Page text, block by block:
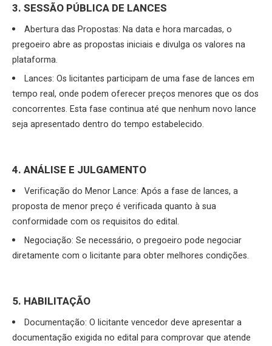
3. SESSÃO PÚBLICA DE LANCES
Abertura das Propostas: Na data e hora marcadas, o
pregoeiro abre as propostas iniciais e divulga os valores na
plataforma.
Lances: Os licitantes participam de uma fase de lances em
tempo real, onde podem oferecer preços menores que os dos
concorrentes. Esta fase continua até que nenhum novo lance
seja apresentado dentro do tempo estabelecido.
4. ANÁLISE E JULGAMENTO
Verificação do Menor Lance: Após a fase de lances, a
proposta de menor preço é verificada quanto à sua
conformidade com os requisitos do edital.
Negociação: Se necessário, o pregoeiro pode negociar
diretamente com o licitante para obter melhores condições.
5. HABILITAÇÃO
Documentação: O licitante vencedor deve apresentar a
documentação exigida no edital para comprovar que atende